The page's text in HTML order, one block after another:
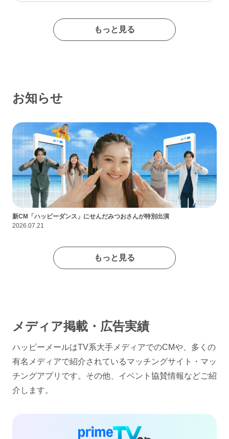
たイメージの出会い系サイトであるなんて思わなかったな…
もっと見る
お知らせ
新CM「ハッピーダンス」にせんだみつおさんが特別出演
2026.07.21
もっと見る
メディア掲載・広告実績
ハッピーメールはTV系大手メディアでのCMや、多くの
有名メディアで紹介されているマッチングサイト・マッ
チングアプリです。その他、イベント協賛情報などご紹
介します。